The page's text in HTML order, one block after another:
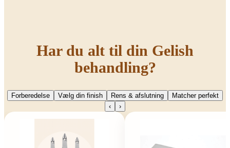
Har du alt til din Gelish
behandling?
Forberedelse Vælg din finish Rens & afslutning
Matcher perfekt
‹
›